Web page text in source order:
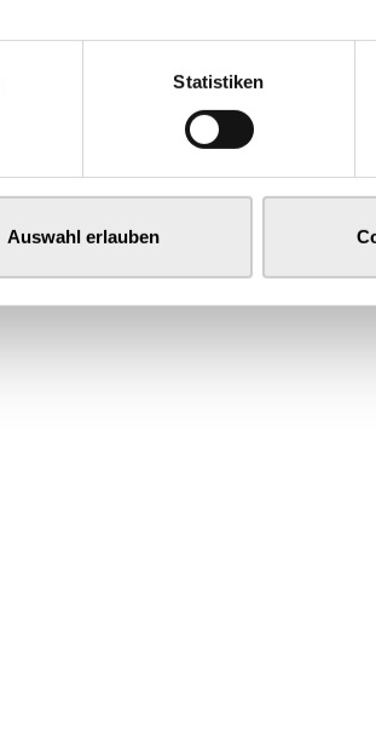
Statistiken
Auswahl erlauben